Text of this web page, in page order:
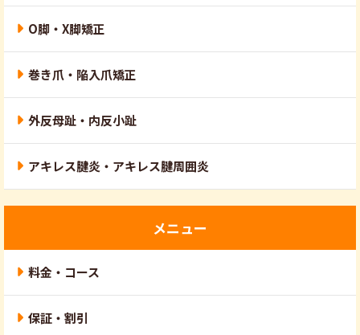
O脚・X脚矯正
巻き爪・陥入爪矯正
外反母趾・内反小趾
アキレス腱炎・アキレス腱周囲炎
メニュー
料金・コース
保証・割引